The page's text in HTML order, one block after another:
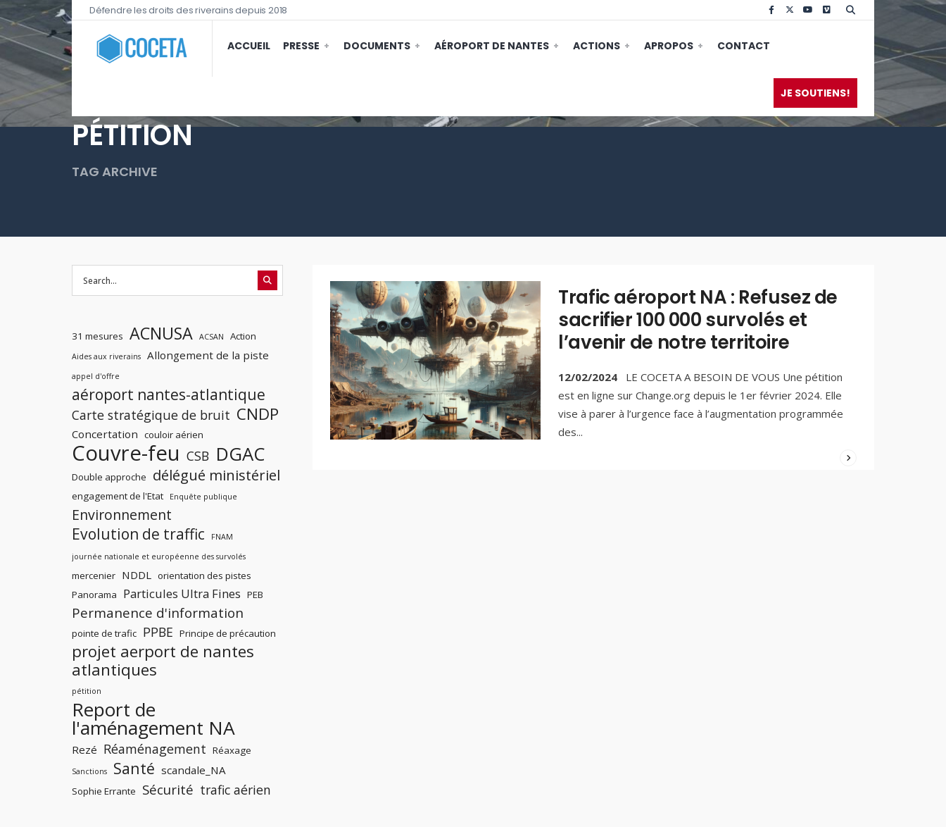
Défendre les droits des riverains depuis 2018
ACCUEIL PRESSE DOCUMENTS AÉROPORT DE NANTES ACTIONS APROPOS CONTACT
JE SOUTIENS!
PÉTITION
TAG ARCHIVE
Trafic aéroport NA : Refusez de
sacrifier 100 000 survolés et
l’avenir de notre territoire
12/02/2024
LE COCETA A BESOIN DE VOUS Une pétition
est en ligne sur Change.org depuis le 1er février 2024. Elle
vise à parer à l’urgence face à l’augmentation programmée
des...
31 mesures ACNUSA ACSAN Action
Aides aux riverains Allongement de la piste
appel d'offre
aéroport nantes-atlantique
Carte stratégique de bruit CNDP
Concertation couloir aérien
Couvre-feu CSB DGAC
Double approche délégué ministériel
engagement de l'Etat Enquête publique
Environnement
Evolution de traffic
FNAM
journée nationale et européenne des survolés
mercenier NDDL orientation des pistes
Panorama
Particules Ultra Fines PEB
Permanence d'information
pointe de trafic PPBE Principe de précaution
projet aerport de nantes
atlantiques
pétition
Report de
l'aménagement NA
Rezé Réaménagement Réaxage
Sanctions Santé scandale_NA
Sophie Errante Sécurité trafic aérien